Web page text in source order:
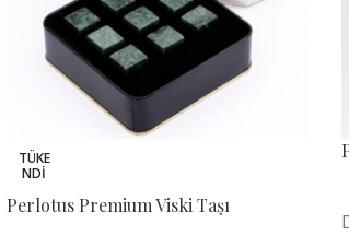
TÜKE
NDI
Perlotus Premium Viski Taşı